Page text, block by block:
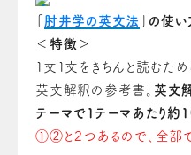
「 肘井学の英文法
」の使
＜特徴＞
１文１文をきちんと読むた
英文解釈の参考書。 英文
テーマで１テーマあたり約
①②と２つあるので、全部